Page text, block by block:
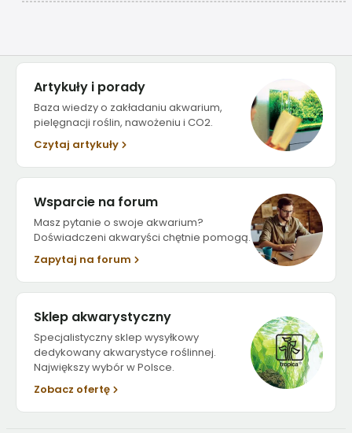
Artykuły i porady
Baza wiedzy o zakładaniu akwarium,
pielęgnacji roślin, nawożeniu i CO2.
Czytaj artykuły
Wsparcie na forum
Masz pytanie o swoje akwarium?
Doświadczeni akwaryści chętnie pomogą.
Zapytaj na forum
Sklep akwarystyczny
Specjalistyczny sklep wysyłkowy
dedykowany akwarystyce roślinnej.
Największy wybór w Polsce.
Zobacz ofertę